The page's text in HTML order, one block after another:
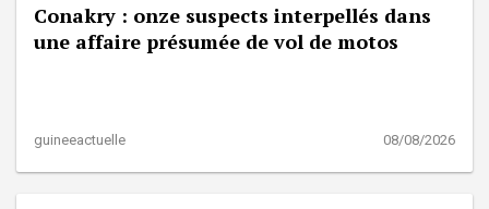
Conakry : onze suspects interpellés dans
une affaire présumée de vol de motos
guineeactuelle 08/08/2026